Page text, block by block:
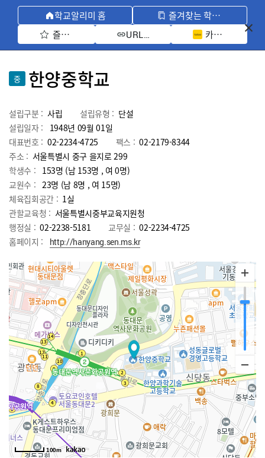
학교알리미 홈
즐겨찾는 학교 모아보기
즐겨찾기 선택
URL 복사 카카오톡 공유
중 한양중학교
설립구분 : 사립 설립유형 : 단설
설립일자 :
1948년 09월 01일
대표번호 : 02-2234-4725 팩스 : 02-2179-8344
주소 : 서울특별시 중구 을지로 299
학생수 : 153명 (남 153명 , 여 0명)
교원수 : 23명 (남 8명 , 여 15명)
체육집회공간 : 1실
관할교육청 : 서울특별시중부교육지원청
행정실 : 02-2238-5181 교무실 : 02-2234-4725
홈페이지 :
http://hanyang.sen.ms.kr
100m